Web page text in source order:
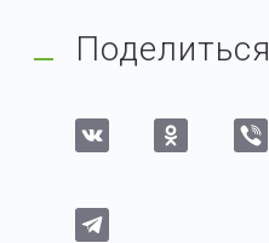
Поделиться